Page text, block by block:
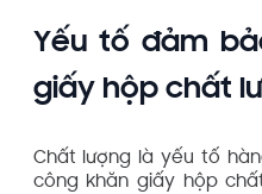
Yếu tố đảm
giấy hộp chất
Chất lượng là yếu tố
công khăn giấy hộp